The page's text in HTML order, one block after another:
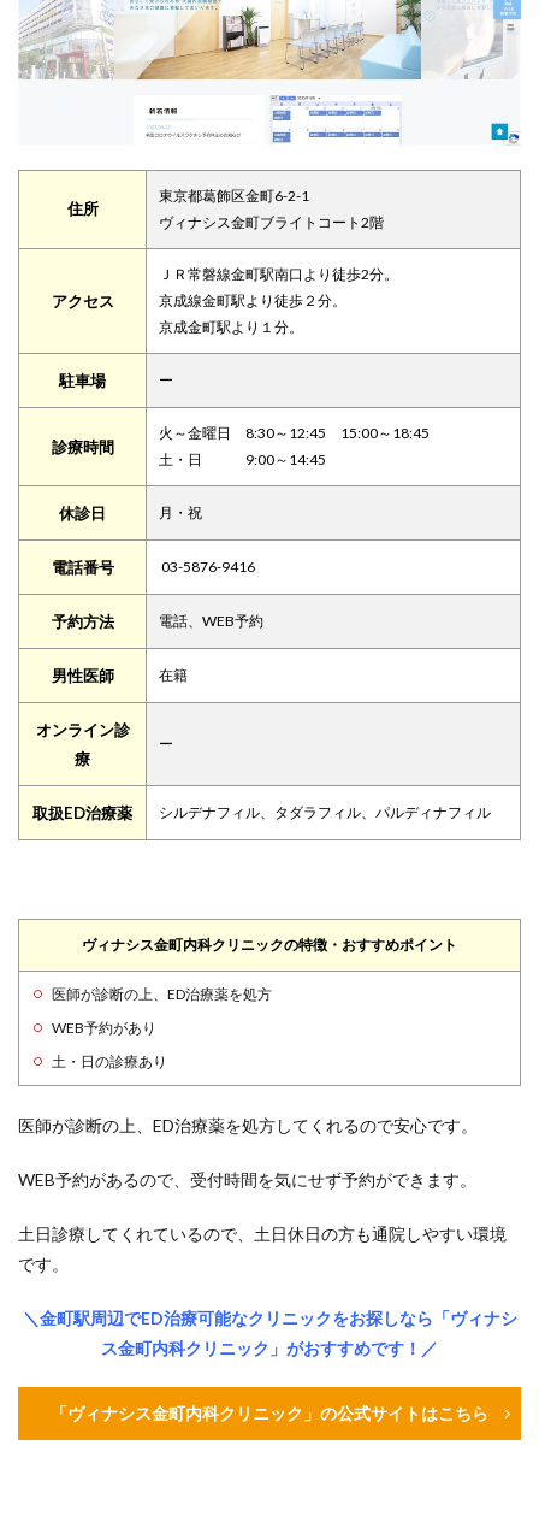
住所
東京都葛飾区金町6-2-1
ヴィナシス金町ブライトコート2階
アクセス
ＪＲ常磐線金町駅南口より徒歩2分。
京成線金町駅より徒歩２分。
京成金町駅より１分。
駐車場 ー
診療時間
火～金曜日 8:30～12:45 15:00～18:45
土・日 9:00～14:45
休診日 月・祝
電話番号 03-5876-9416
予約方法 電話、WEB予約
男性医師 在籍
オンライン診
療
ー
取扱ED治療薬 シルデナフィル、タダラフィル、パルディナフィル
ヴィナシス金町内科クリニックの特徴・おすすめポイント
医師が診断の上、ED治療薬を処方
WEB予約があり
土・日の診療あり
医師が診断の上、ED治療薬を処方してくれるので安心です。
WEB予約があるので、受付時間を気にせず予約ができます。
土日診療してくれているので、土日休日の方も通院しやすい環境
です。
＼金町駅周辺でED治療可能なクリニックをお探しなら「ヴィナシ
ス金町内科クリニック」がおすすめです！／
「ヴィナシス金町内科クリニック」の公式サイトはこちら